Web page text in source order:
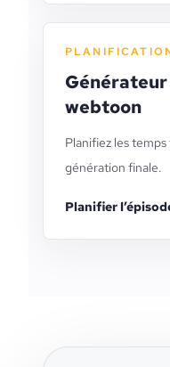
webtoon
Planifiez les
génération finale.
Planifier